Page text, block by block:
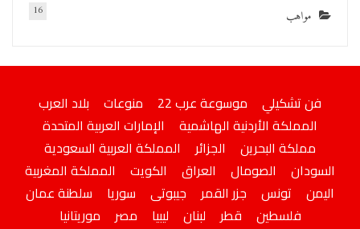
مواهب 16
فن تشكيلي موسوعة عرب 22 منوعات
بلاد العرب
المملكة الأردنية الهاشمية
الإمارات العربية المتحدة
مملكة البحرين
الجزائر
المملكة العربية السعودية
السودان
الصومال العراق الكويت
المملكة المغربية
اليمن
تونس جزر القمر جيبوتى سوريا
سلطنة عمان
فلسطين
قطر لبنان ليبيا مصر موريتانيا